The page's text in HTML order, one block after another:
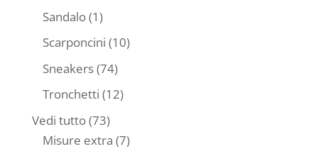
Sandalo 11
prodotto
Scarponcini 1010
Sneakers 7474
prodotti
Tronchetti 1212
Vedi tutto 7373
prodotti
Misure extra 77